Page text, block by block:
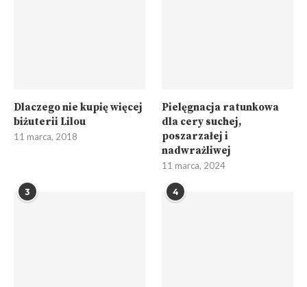
Dlaczego nie kupię więcej
biżuterii Lilou
11 marca, 2018
Pielęgnacja ratunkowa
dla cery suchej,
poszarzałej i
nadwrażliwej
11 marca, 2024
3 4